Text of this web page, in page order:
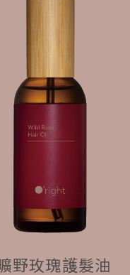
野玫瑰護髮油